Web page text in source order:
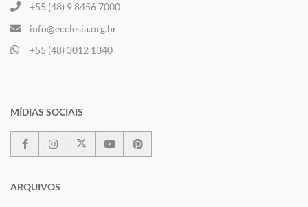
+55 (48) 9 8456 7000
info@ecclesia.org.br
+55 (48) 3012 1340
MÍDIAS SOCIAIS
ARQUIVOS